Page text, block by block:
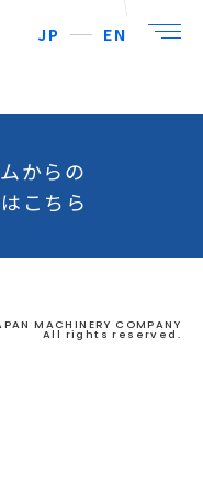
JP EN
からの
こちら
MACHINERY COMPANY
All rights reserved.